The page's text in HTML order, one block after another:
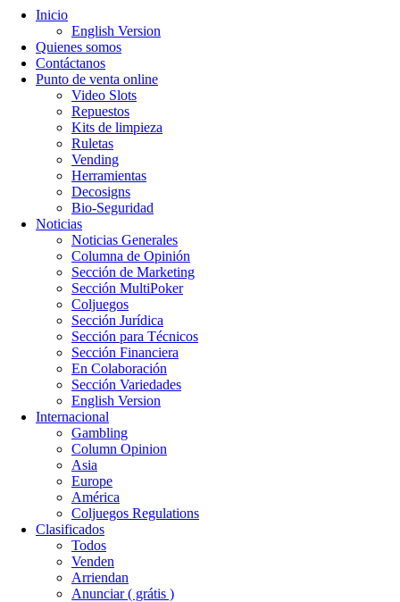
Inicio
English Version
Quienes somos
Contáctanos
Punto de venta online
Video Slots
Repuestos
Kits de limpieza
Ruletas
Vending
Herramientas
Decosigns
Bio-Seguridad
Noticias
Noticias Generales
Columna de Opinión
Sección de Marketing
Sección MultiPoker
Coljuegos
Sección Jurídica
Sección para Técnicos
Sección Financiera
En Colaboración
Sección Variedades
English Version
Internacional
Gambling
Column Opinion
Asia
Europe
América
Coljuegos Regulations
Clasificados
Todos
Venden
Arriendan
Anunciar ( grátis )